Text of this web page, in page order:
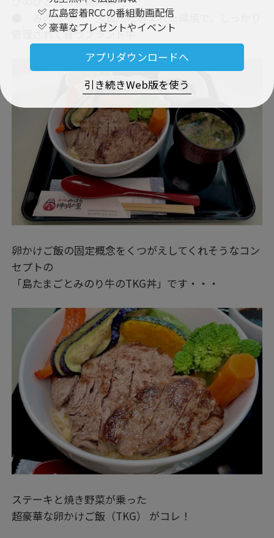
広島密着RCCの番組動画配信
豪華なプレゼントやイベント
アプリダウンロードへ
引き続きWeb版を使う
● みのり牛… 大自然に恵まれた環境で、しっかり
管理されて育つブランド牛
卵かけご飯の固定概念をくつがえしてくれそうなコン
セプトの
「島たまごとみのり牛のTKG丼」です・・・
ステーキと焼き野菜が乗った
超豪華な卵かけご飯（TKG） がコレ！